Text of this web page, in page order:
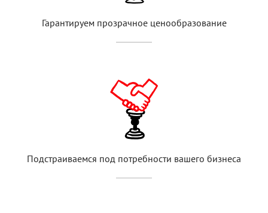
Гарантируем прозрачное ценообразование
Подстраиваемся под потребности вашего бизнеса